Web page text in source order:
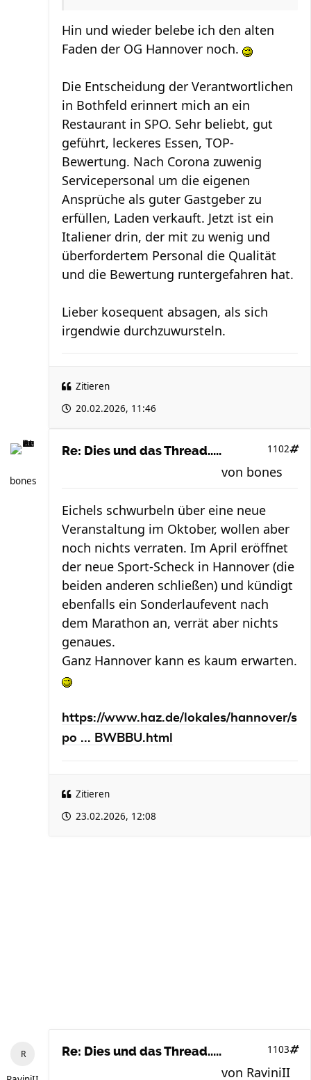
Hin und wieder belebe ich den alten
Faden der OG Hannover noch.
Die Entscheidung der Verantwortlichen
in Bothfeld erinnert mich an ein
Restaurant in SPO. Sehr beliebt, gut
geführt, leckeres Essen, TOP-
Bewertung. Nach Corona zuwenig
Servicepersonal um die eigenen
Ansprüche als guter Gastgeber zu
erfüllen, Laden verkauft. Jetzt ist ein
Italiener drin, der mit zu wenig und
überfordertem Personal die Qualität
und die Bewertung runtergefahren hat.
Lieber kosequent absagen, als sich
irgendwie durchzuwursteln.
Zitieren
20.02.2026, 11:46
bones
Re: Dies und das Thread..... 1102
von bones
Eichels schwurbeln über eine neue
Veranstaltung im Oktober, wollen aber
noch nichts verraten. Im April eröffnet
der neue Sport-Scheck in Hannover (die
beiden anderen schließen) und kündigt
ebenfalls ein Sonderlaufevent nach
dem Marathon an, verrät aber nichts
genaues.
Ganz Hannover kann es kaum erwarten.
https://www.haz.de/lokales/hannover/s
po ... BWBBU.html
Zitieren
23.02.2026, 12:08
Re: Dies und das Thread..... 1103
von RaviniII